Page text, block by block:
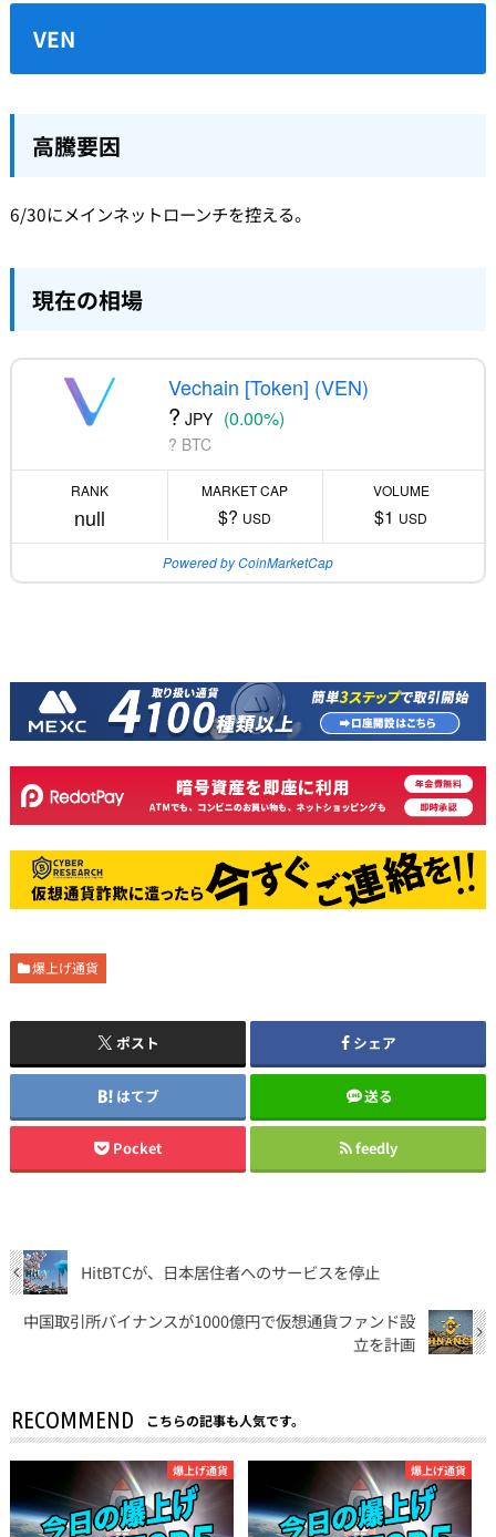
VEN
高騰要因
6/30にメインネットローンチを控える。
現在の相場
Vechain [Token] (VEN)
? JPY (0.00%)
? BTC
RANK
null
MARKET CAP
$? USD
VOLUME
$1 USD
Powered by CoinMarketCap
爆上げ通貨
ポスト シェア
はてブ 送る
Pocket feedly
HitBTCが、日本居住者へのサービスを停止
中国取引所バイナンスが1000億円で仮想通貨ファンド設
立を計画
RECOMMEND こちらの記事も人気です。
爆上げ通貨 爆上げ通貨